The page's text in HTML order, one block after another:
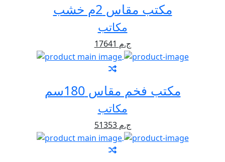
مكتب مقاس 2م خشب
مكاتب
17641 ج.م
مكتب فخم مقاس 180سم
مكاتب
51353 ج.م